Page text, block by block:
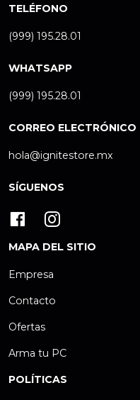
TELÉFONO
(999) 195.28.01
WHATSAPP
(999) 195.28.01
CORREO ELECTRÓNICO
hola@ignitestore.mx
SÍGUENOS
MAPA DEL SITIO
Empresa
Contacto
Ofertas
Arma tu PC
POLÍTICAS